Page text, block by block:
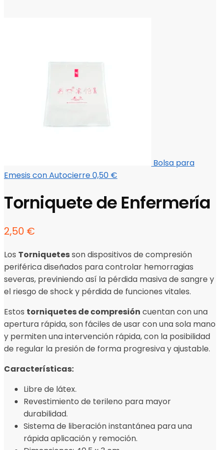
Bolsa para
Emesis con Autocierre0,50 €
Torniquete de Enfermería
2,50 €
Los Torniquetesson dispositivos de compresión
periférica diseñados para controlar hemorragias
severas, previniendo así la pérdida masiva de sangre y
el riesgo de shock y pérdida de funciones vitales.
Estos torniquetes de compresión cuentan con una
apertura rápida, son fáciles de usar con una sola mano
y permiten una intervención rápida, con la posibilidad
de regular la presión de forma progresiva y ajustable.
Características:
Libre de látex.
Revestimiento de terileno para mayor
durabilidad.
Sistema de liberación instantánea para una
rápida aplicación y remoción.